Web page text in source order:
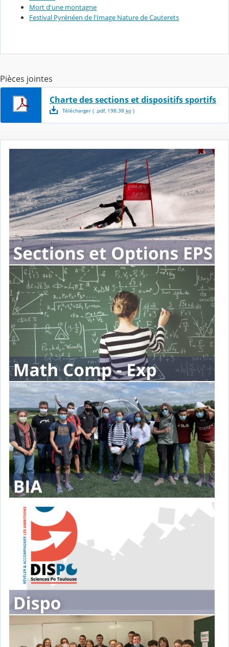
Mort d'une montagne
Festival Pyrénéen de l'Image Nature de Cauterets
Pièces jointes
Charte des sections et dispositifs sportifs
Télécharger( .pdf, 198.38 ko)